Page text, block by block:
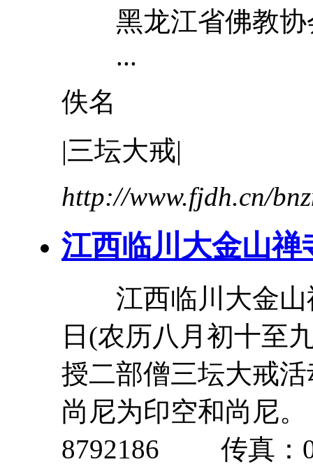
黑龙江省佛教协
...
佚名
|三坛大戒|
http://www.fjdh.cn/
江西临川 大金山禅
江西临川 大金山
日(农历八月初十至
授二部僧三坛大戒活
尚尼为印空和尚尼
8792186 传真：